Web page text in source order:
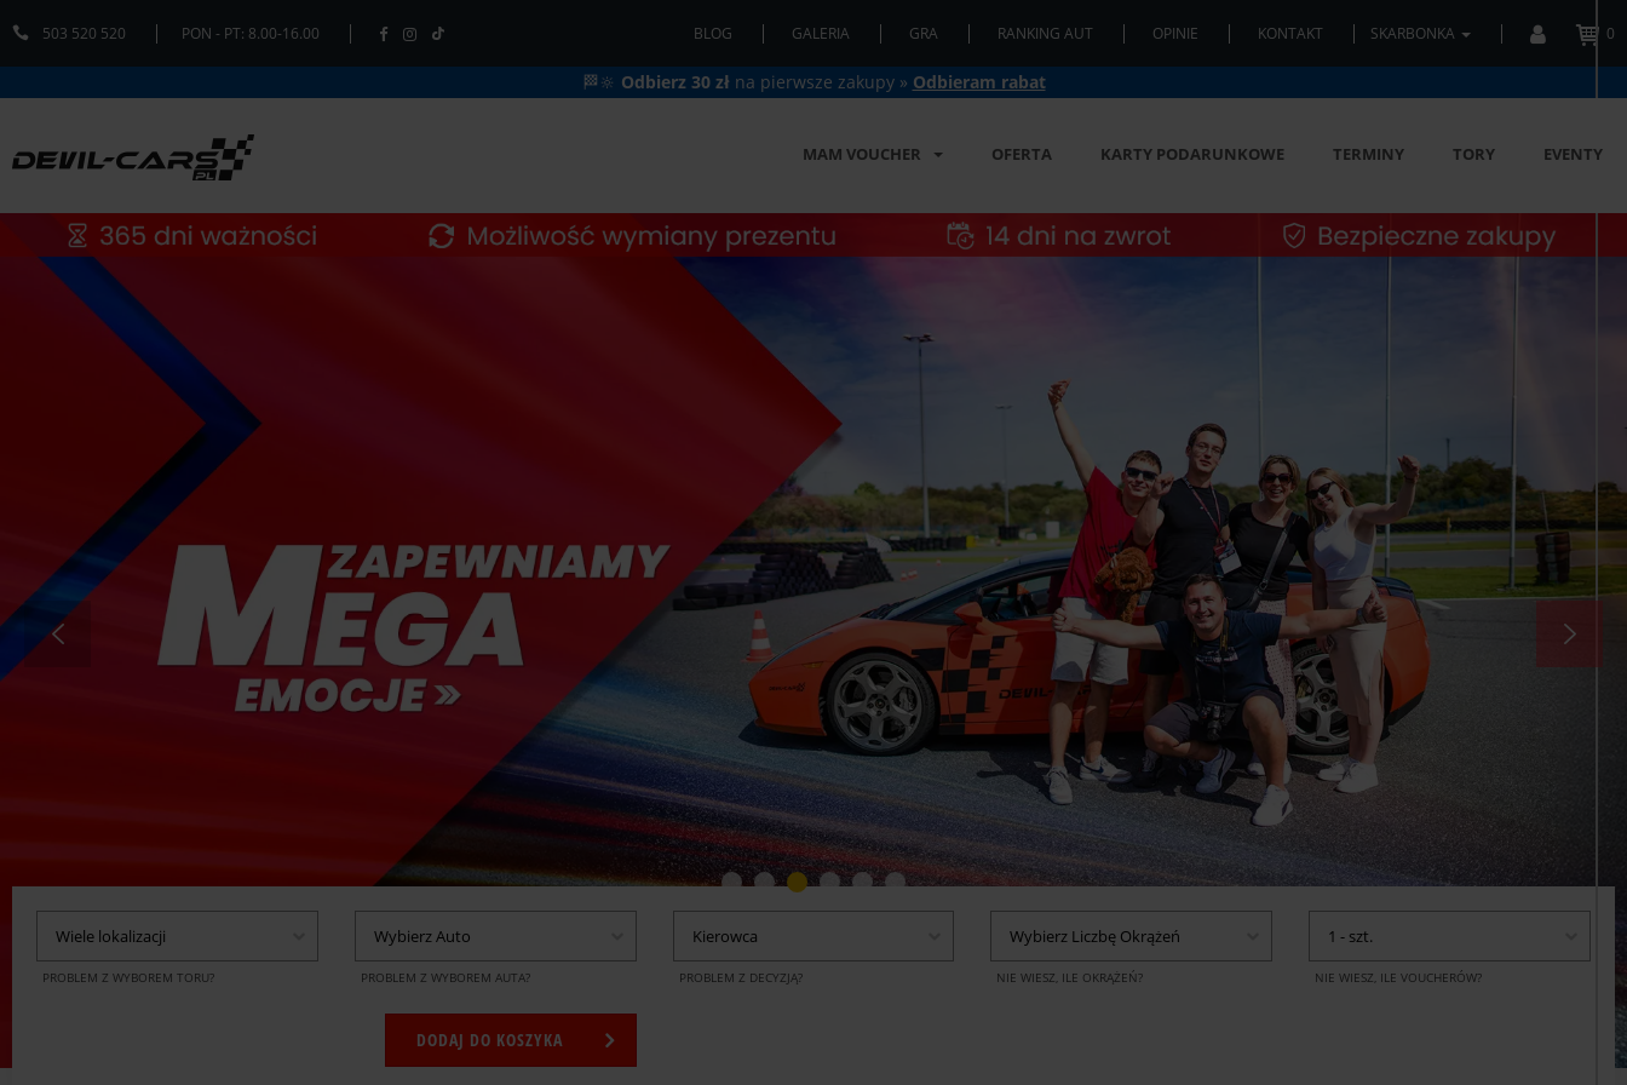
503 520 520 PON - PT: 8.00-16.00 BLOG GALERIA GRA RANKING AUT OPINIE KONTAKT SKARBONKA 0
🏁🔆 Odbierz 30 zł na pierwsze zakupy » Odbieram rabat
MAM VOUCHER OFERTA KARTY PODARUNKOWE TERMINY TORY EVENTY
Wiele lokalizacji
PROBLEM Z WYBOREM TORU?
Wybierz Auto
PROBLEM Z WYBOREM AUTA?
Kierowca
PROBLEM Z DECYZJĄ?
Wybierz Liczbę Okrążeń
NIE WIESZ, ILE OKRĄŻEŃ?
1 - szt.
NIE WIESZ, ILE VOUCHERÓW?
DODAJ DO KOSZYKA